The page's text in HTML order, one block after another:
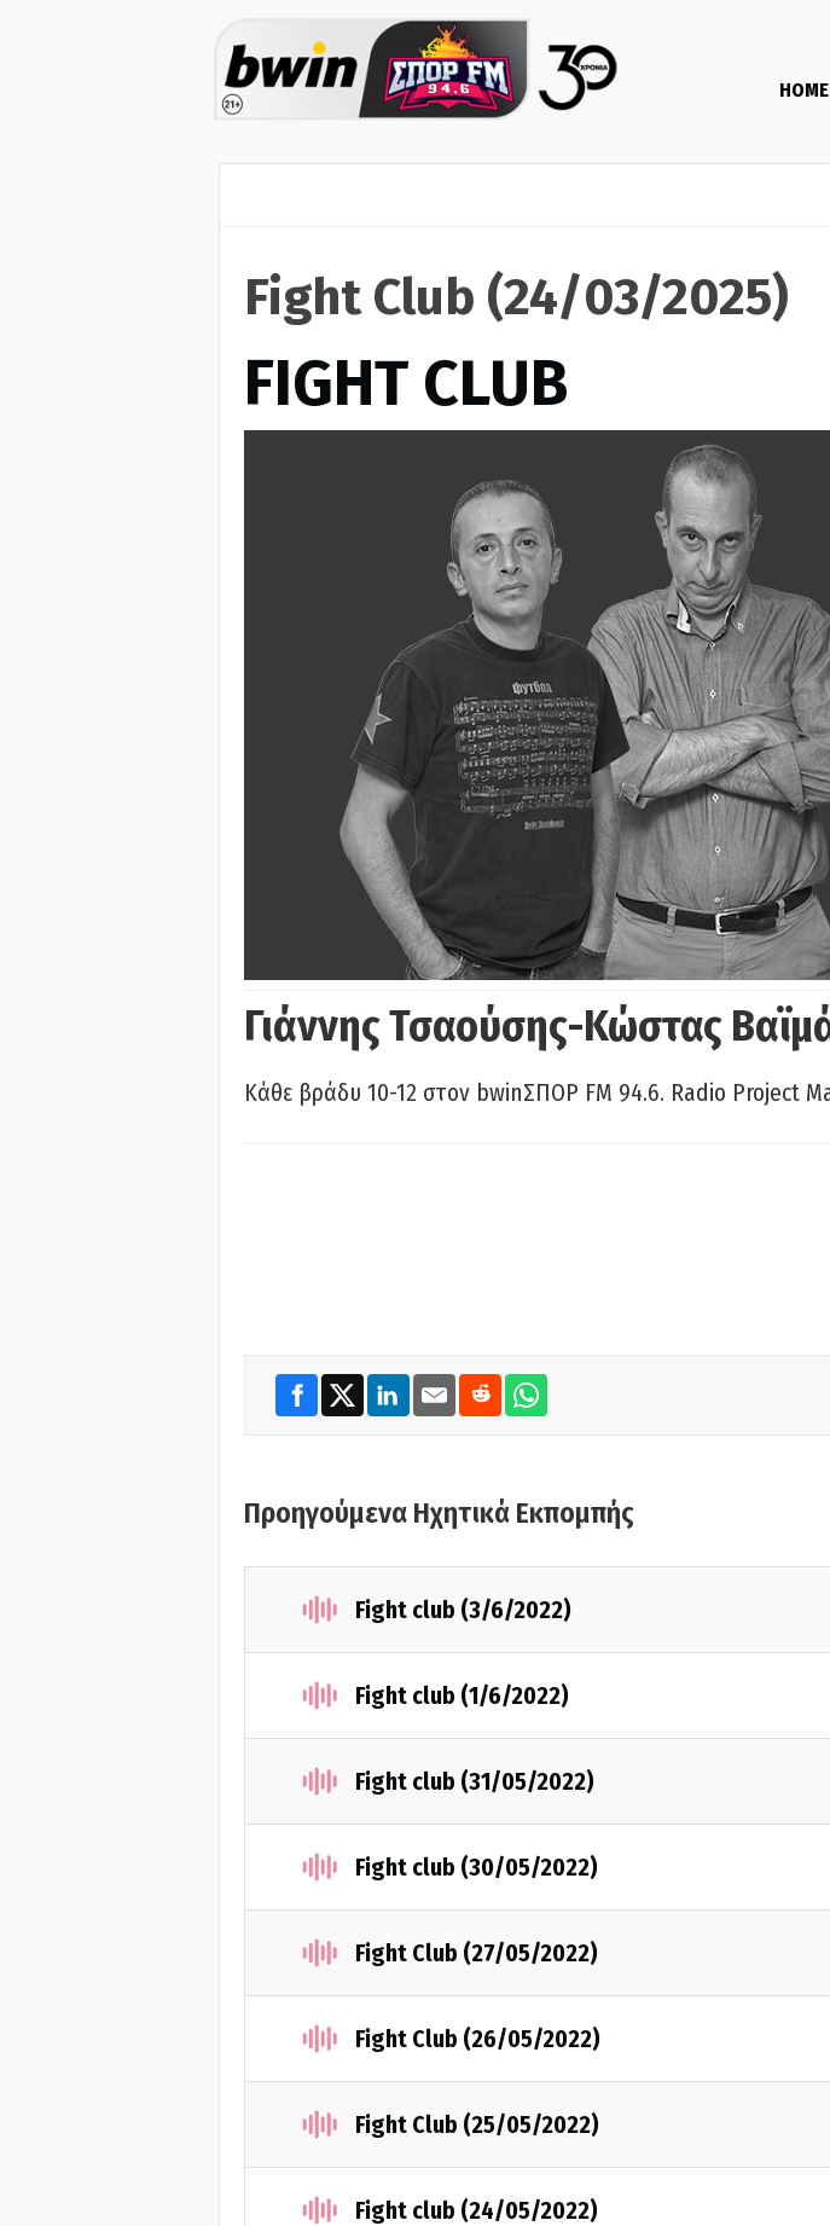
HOME
Fight Club (24/03/2025)
FIGHT CLUB
Γιάννης Τσαούσης-Κώστας
Κάθε βράδυ 10-12 στον bwinΣΠΟΡ FM 94.6. Radio Project
Προηγούμενα Ηχητικά Εκπομπής
Fight club (3/6/2022)
Fight club (1/6/2022)
Fight club (31/05/2022)
Fight club (30/05/2022)
Fight Club (27/05/2022)
Fight Club (26/05/2022)
Fight Club (25/05/2022)
Fight club (24/05/2022)